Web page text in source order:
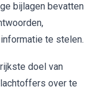
bijlagen bevatten
te stelen.
doel van
over te